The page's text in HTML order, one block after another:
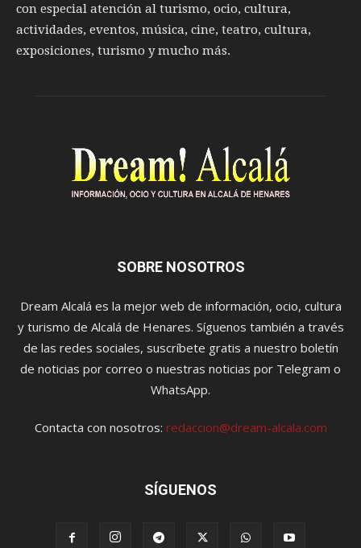
con especial atención al turismo, ocio, cultura,
actividades, eventos, música, cine, teatro, cultura,
exposiciones, turismo y mucho más.
SOBRE NOSOTROS
Dream Alcalá es la mejor web de información, ocio, cultura
y turismo de Alcalá de Henares. Síguenos también a través
de las redes sociales, suscríbete gratis a nuestro boletín
de noticias por correo o nuestras noticias por Telegram o
WhatsApp.
Contacta con nosotros: redaccion@dream-alcala.com
SÍGUENOS